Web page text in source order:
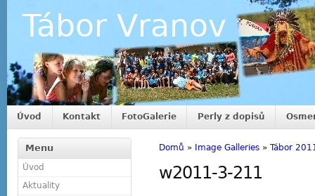
Tábor Vranov
Úvod Kontakt FotoGalerie Perly z dopisů
Menu
Úvod
Aktuality
Domů » Image Galleries » Tábor
w2011-3-211